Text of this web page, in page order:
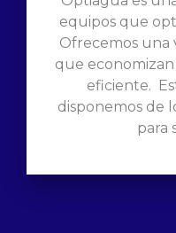
equipos que
Ofrecemos una
que
eficiente.
disponemos de
para